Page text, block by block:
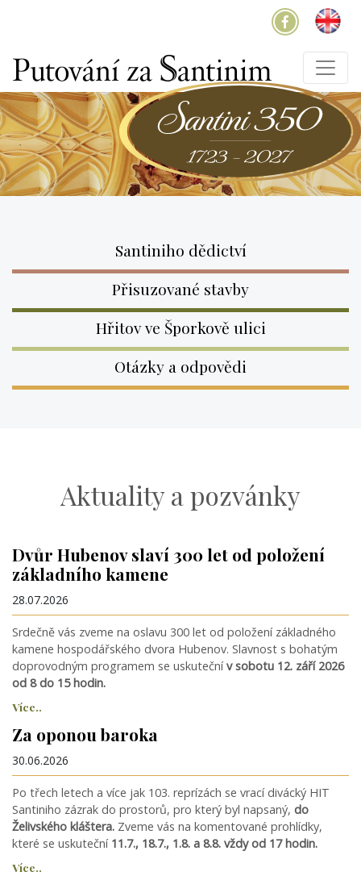
Santiniho dědictví
Přisuzované stavby
Hřitov ve Šporkově ulici
Otázky a odpovědi
Aktuality a pozvánky
Dvůr Hubenov slaví 300 let od položení
základního kamene
28.07.2026
Srdečně vás zveme na oslavu 300 let od položení základného
kamene hospodářského dvora Hubenov. Slavnost s bohatým
doprovodným programem se uskutečnív sobotu 12. září 2026
od 8 do 15 hodin.
Více..
Za oponou baroka
30.06.2026
Po třech letech a více jak 103. reprízách se vrací divácký HIT
Santiniho zázrak do prostorů, pro který byl napsaný, do
Želivského kláštera. Zveme vás na komentované prohlídky,
které se uskuteční 11.7., 18.7., 1.8. a 8.8. vždy od 17 hodin.
Více..